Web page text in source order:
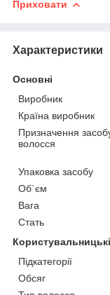
Приховати
Характеристики
Основні
Виробник
Країна виробник
Призначення
волосся
Упаковка засобу
Об`єм
Вага
Стать
Підкатегорії
Обсяг